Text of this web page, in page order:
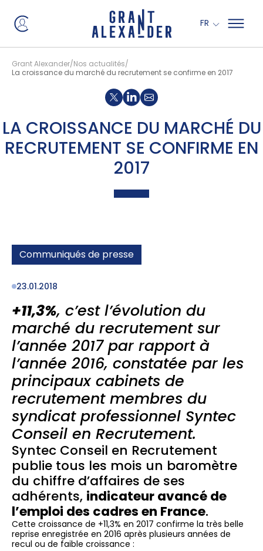
FR
Grant Alexander Nos actualités
La croissance du marché du recrutement se confirme en 2017
Partager sur X
Partager sur Linkedin
LA CROISSANCE DU MARCHÉ DU
RECRUTEMENT SE CONFIRME EN
2017
Communiqués de presse
23.01.2018
+11,3%, c’est l’évolution du
marché du recrutement sur
l’année 2017 par rapport à
l’année 2016, constatée par les
principaux cabinets de
recrutement membres du
syndicat professionnel Syntec
Conseil en Recrutement.
Syntec Conseil en Recrutement
publie tous les mois un baromètre
du chiffre d’affaires de ses
adhérents, indicateur avancé de
l’emploi des cadres en France.
Cette croissance de +11,3% en 2017 confirme la très belle
reprise enregistrée en 2016 après plusieurs années de
recul ou de faible croissance :